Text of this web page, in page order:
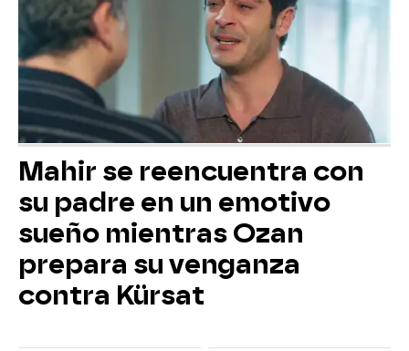
Mahir se reencuentra con
su padre en un emotivo
sueño mientras Ozan
prepara su venganza
contra Kürsat